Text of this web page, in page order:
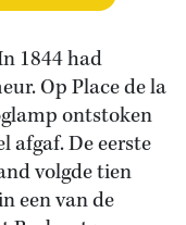
1844 had
Op Place de la
ontstoken
afgaf. De eerste
volgde tien
een van de